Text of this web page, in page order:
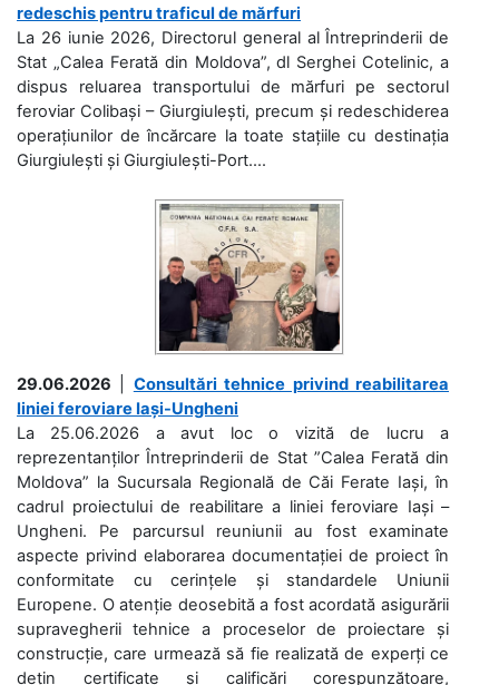
redeschis pentru traficul de mărfuri
La 26 iunie 2026, Directorul general al Întreprinderii de
Stat „Calea Ferată din Moldova”, dl Serghei Cotelinic, a
dispus reluarea transportului de mărfuri pe sectorul
feroviar Colibași – Giurgiulești, precum și redeschiderea
operațiunilor de încărcare la toate stațiile cu destinația
Giurgiulești și Giurgiulești-Port....
29.06.2026
Consultări tehnice privind reabilitarea
liniei feroviare Iași-Ungheni
La 25.06.2026 a avut loc o vizită de lucru a
reprezentanților Întreprinderii de Stat ”Calea Ferată din
Moldova” la Sucursala Regională de Căi Ferate Iași, în
cadrul proiectului de reabilitare a liniei feroviare Iași –
Ungheni. Pe parcursul reuniunii au fost examinate
aspecte privind elaborarea documentației de proiect în
conformitate cu cerințele și standardele Uniunii
Europene. O atenție deosebită a fost acordată asigurării
supravegherii tehnice a proceselor de proiectare și
construcție, care urmează să fie realizată de experți ce
dețin certificate și calificări corespunzătoare,